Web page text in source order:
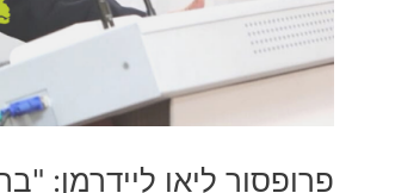
פרופסור ליאו